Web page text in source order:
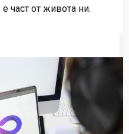
част от живота ни.